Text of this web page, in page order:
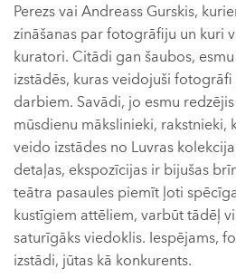
Perezs vai Andreass Gurskis,
zināšanas par fotogrāfiju un kuri
kuratori. Citādi gan šaubos,
izstādēs, kuras veidojuši
darbiem. Savādi, jo esmu
mūsdienu mākslinieki, rakstnieki,
veido izstādes no Luvras
detaļas, ekspozīcijas ir bijušas
teātra pasaules piemīt ļoti
kustīgiem attēliem, varbūt tādēļ
saturīgāks viedoklis. Iespējams,
izstādi, jūtas kā konkurents.